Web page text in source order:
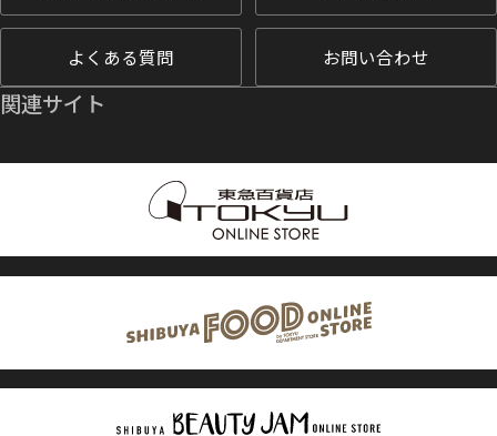
よくある質問 お問い合わせ
関連サイト